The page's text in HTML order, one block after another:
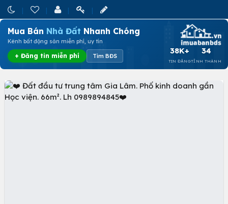
Mua Bán Nhà Đất Nhanh Chóng
Kênh bất động sản miễn phí, uy tín
+ Đăng tin miễn phí Tìm BĐS
38K+
TIN ĐĂNG
34
TỈNH THÀNH